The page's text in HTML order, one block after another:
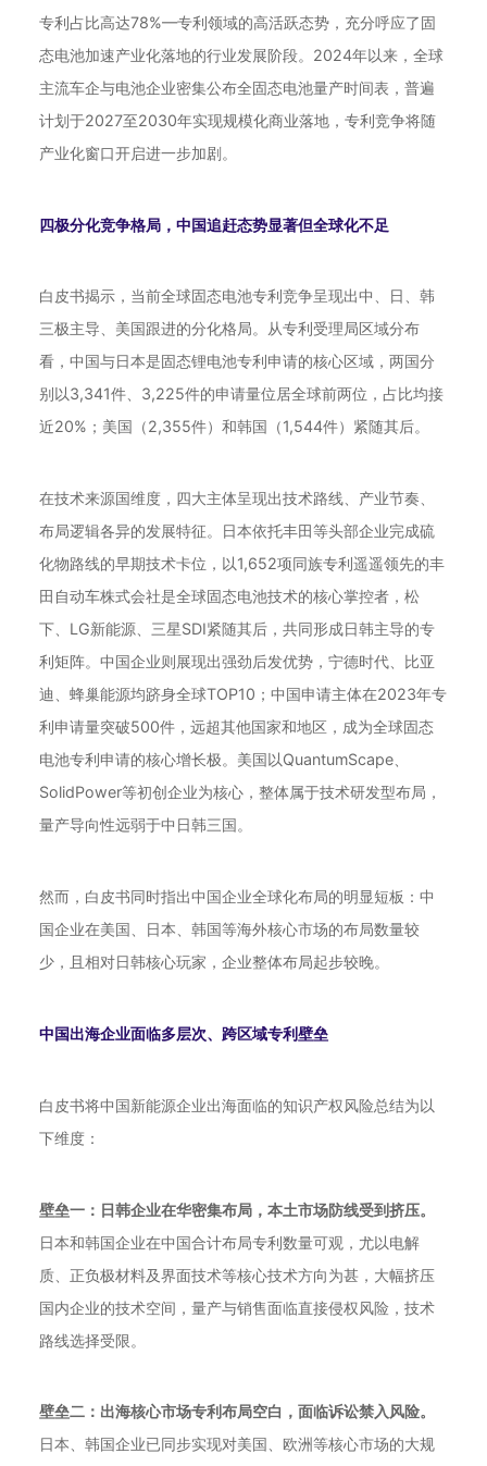
专利占比高达78%—专利领域的高活跃态势，充分呼应了固
态电池加速产业化落地的行业发展阶段。2024年以来，全球
主流车企与电池企业密集公布全固态电池量产时间表，普遍
计划于2027至2030年实现规模化商业落地，专利竞争将随
产业化窗口开启进一步加剧。
四极分化竞争格局，中国追赶态势显著但全球化不足
白皮书揭示，当前全球固态电池专利竞争呈现出中、日、韩
三极主导、美国跟进的分化格局。从专利受理局区域分布
看，中国与日本是固态锂电池专利申请的核心区域，两国分
别以3,341件、3,225件的申请量位居全球前两位，占比均接
近20%；美国（2,355件）和韩国（1,544件）紧随其后。
在技术来源国维度，四大主体呈现出技术路线、产业节奏、
布局逻辑各异的发展特征。日本依托丰田等头部企业完成硫
化物路线的早期技术卡位，以1,652项同族专利遥遥领先的丰
田自动车株式会社是全球固态电池技术的核心掌控者，松
下、LG新能源、三星SDI紧随其后，共同形成日韩主导的专
利矩阵。中国企业则展现出强劲后发优势，宁德时代、比亚
迪、蜂巢能源均跻身全球TOP10；中国申请主体在2023年专
利申请量突破500件，远超其他国家和地区，成为全球固态
电池专利申请的核心增长极。美国以QuantumScape、
SolidPower等初创企业为核心，整体属于技术研发型布局，
量产导向性远弱于中日韩三国。
然而，白皮书同时指出中国企业全球化布局的明显短板：中
国企业在美国、日本、韩国等海外核心市场的布局数量较
少，且相对日韩核心玩家，企业整体布局起步较晚。
中国出海企业面临多层次、跨区域专利壁垒
白皮书将中国新能源企业出海面临的知识产权风险总结为以
下维度：
壁垒一：日韩企业在华密集布局，本土市场防线受到挤压。
日本和韩国企业在中国合计布局专利数量可观，尤以电解
质、正负极材料及界面技术等核心技术方向为甚，大幅挤压
国内企业的技术空间，量产与销售面临直接侵权风险，技术
路线选择受限。
壁垒二：出海核心市场专利布局空白，面临诉讼禁入风险。
日本、韩国企业已同步实现对美国、欧洲等核心市场的大规